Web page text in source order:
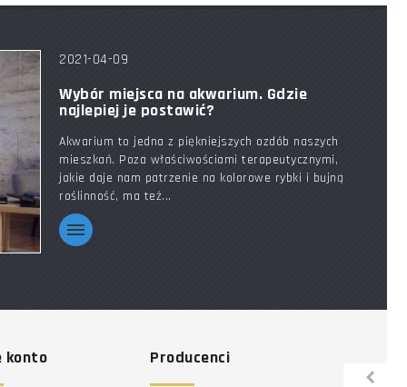
2021-04-09
Wybór miejsca na akwarium. Gdzie
najlepiej je postawić?
Akwarium to jedna z piękniejszych ozdób naszych
mieszkań. Poza właściwościami terapeutycznymi,
jakie daje nam patrzenie na kolorowe rybki i bujną
roślinność, ma też...
konto Producenci